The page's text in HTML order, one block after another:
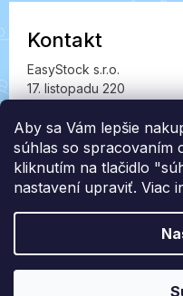
Aby sa Vám lepšie
súhlas so spracovaním
kliknutím na tlačidlo
nastavení upraviť. Viac
Kontakt
EasyStock s.r.o.
17. listopadu 220
IČ: 07727402, DIČ: